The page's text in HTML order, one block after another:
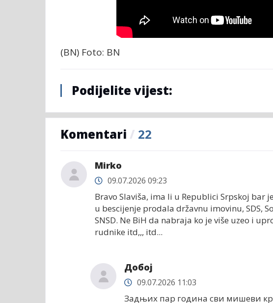
(BN) Foto: BN
Podijelite vijest:
Komentari / 22
Mirko
09.07.2026 09:23
Bravo Slaviša, ima li u Republici Srpskoj bar
u bescijenje prodala državnu imovinu, SDS,
SNSD. Ne BiH da nabraja ko je više uzeo i
rudnike itd,,, itd...
Добој
09.07.2026 11:03
Задњих пар година сви мишеви